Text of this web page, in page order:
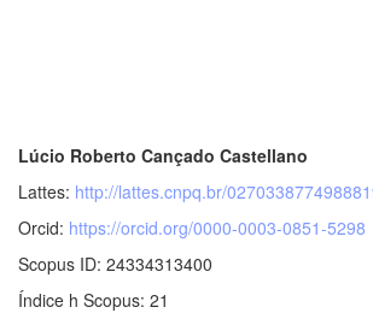
Lúcio Roberto Cançado Castellano
Lattes: http://lattes.cnpq.br/
Orcid: https://orcid.org/0000-0003-0851-5298
Scopus ID: 24334313400
Índice h Scopus: 21